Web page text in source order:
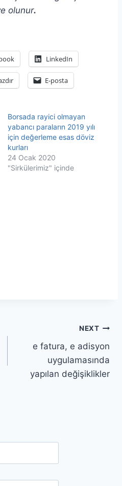
olunur.
LinkedIn
E-posta
Borsada rayici olmayan
yabancı paraların 2019 yılı
için değerleme esas döviz
kurları
24 Ocak 2020
"Sirkülerimiz" içinde
NEXT
e fatura, e adisyon
uygulamasında
yapılan değişiklikler